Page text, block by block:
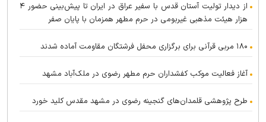
از دیدار تولیت آستان قدس با سفیر عراق در ایران تا پیش‌بینی حضور ۴
هزار هیئت مذهبی غیربومی در حرم مطهر همزمان با پایان صفر
۱۸۰ مربی قرآنی برای برگزاری محفل فرشتگان مقاومت آماده شدند
آغاز فعالیت موکب کفشداران حرم مطهر رضوی در ملک‌آباد مشهد
طرح پژوهشی قلمدان‌های گنجینه رضوی در مشهد مقدس کلید خورد